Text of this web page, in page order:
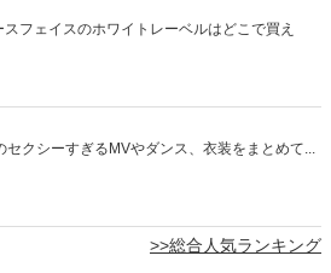
フェイスのホワイトレーベルはどこで買え
セクシーすぎるMVやダンス、衣装をまとめて...
>>総合人気ランキング